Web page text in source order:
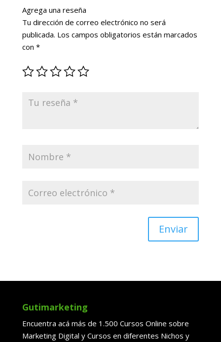
Agrega una reseña
Tu dirección de correo electrónico no será
publicada. Los campos obligatorios están marcados
con *
Enviar
Gutimarketing
Encuentra acá más de 1.500 Cursos Online sobre
Marketing Digital y Cursos en diferentes Nichos y